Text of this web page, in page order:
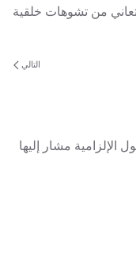
من تشوهات خلقية
التالي
الإلزامية مشار إليها